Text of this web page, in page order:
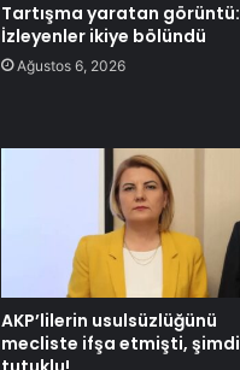
Tartışma yaratan görüntü:
İzleyenler ikiye bölündü
Ağustos 6, 2026
AKP’lilerin usulsüzlüğünü
mecliste ifşa etmişti, şimdi